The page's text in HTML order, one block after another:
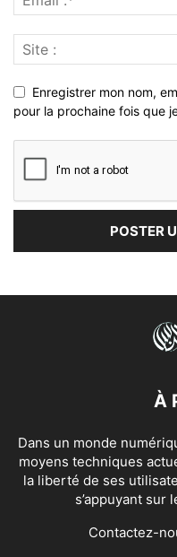
Enregistrer mon nom,
pour la prochaine fois que
À
Dans un monde
moyens techniques
la liberté de ses
s’appuyant sur
Contactez-